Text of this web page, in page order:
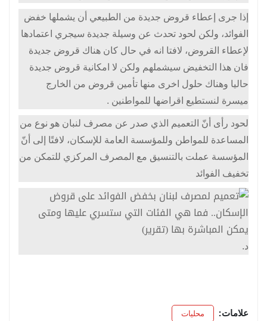
إذا جرى إعطاء قروض جديدة من الطبيعي أن يشملها خفض
الفوائد، ولكن لحود تحدث عن وسيلة جديدة سيجري اعتمادها
لإعطاء القروض، لافتا انه في حال كان هناك قروض جديدة
فان هذا التخفيض سيشملهم ولكن لا امكانية قروض جديدة
حاليا وهناك حلول اخرى منها تأمين قروض من الخارج
ميسرة لنستطيع اقراضها للمواطنين .
لحود رأى أنّ التعميم الذي صدر عن مصرف لنبان هو نوع من
المساعدة للمواطن وللمؤسسة العامة للإسكان، لافتًا إلى أنّ
المؤسسة عملت بالتنسيق مع المصرف المركزي للتمكن من
تخفيف الفوائد
د.
علامات: محليات